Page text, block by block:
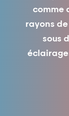
comme
rayons
sous